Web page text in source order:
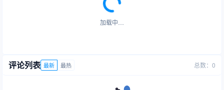
加载中…
评论列表 最新 最热 总数：0